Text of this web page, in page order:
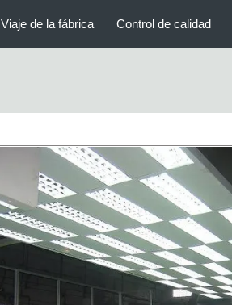
Viaje de la fábrica Control de calidad